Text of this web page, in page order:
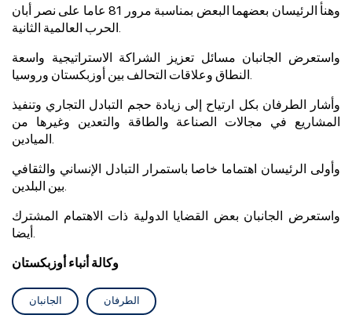
وهنأ الرئيسان بعضهما البعض بمناسبة مرور 81 عاما على نصر أبان
الحرب العالمية الثانية.
واستعرض الجانبان مسائل تعزيز الشراكة الاستراتيجية واسعة
النطاق وعلاقات التحالف بين أوزبكستان وروسيا.
وأشار الطرفان بكل ارتياح إلى زيادة حجم التبادل التجاري وتنفيذ
المشاريع في مجالات الصناعة والطاقة والتعدين وغيرها من
الميادين.
وأولى الرئيسان اهتماما خاصا باستمرار التبادل الإنساني والثقافي
بين البلدين.
واستعرض الجانبان بعض القضايا الدولية ذات الاهتمام المشترك
أيضا.
وكالة أنباء أوزبكستان
الجانبان الطرفان